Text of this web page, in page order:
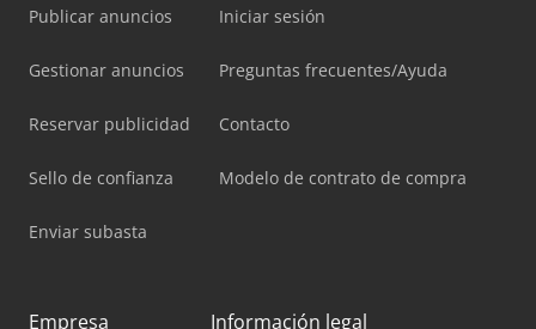
Publicar anuncios
Gestionar anuncios
Reservar publicidad
Sello de confianza
Enviar subasta
Iniciar sesión
Preguntas frecuentes/Ayuda
Contacto
Modelo de contrato de compra
Empresa Información legal